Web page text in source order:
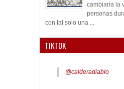
cambiaría la
personas
con tal solo una ...
TIKTOK
@calderadiablo